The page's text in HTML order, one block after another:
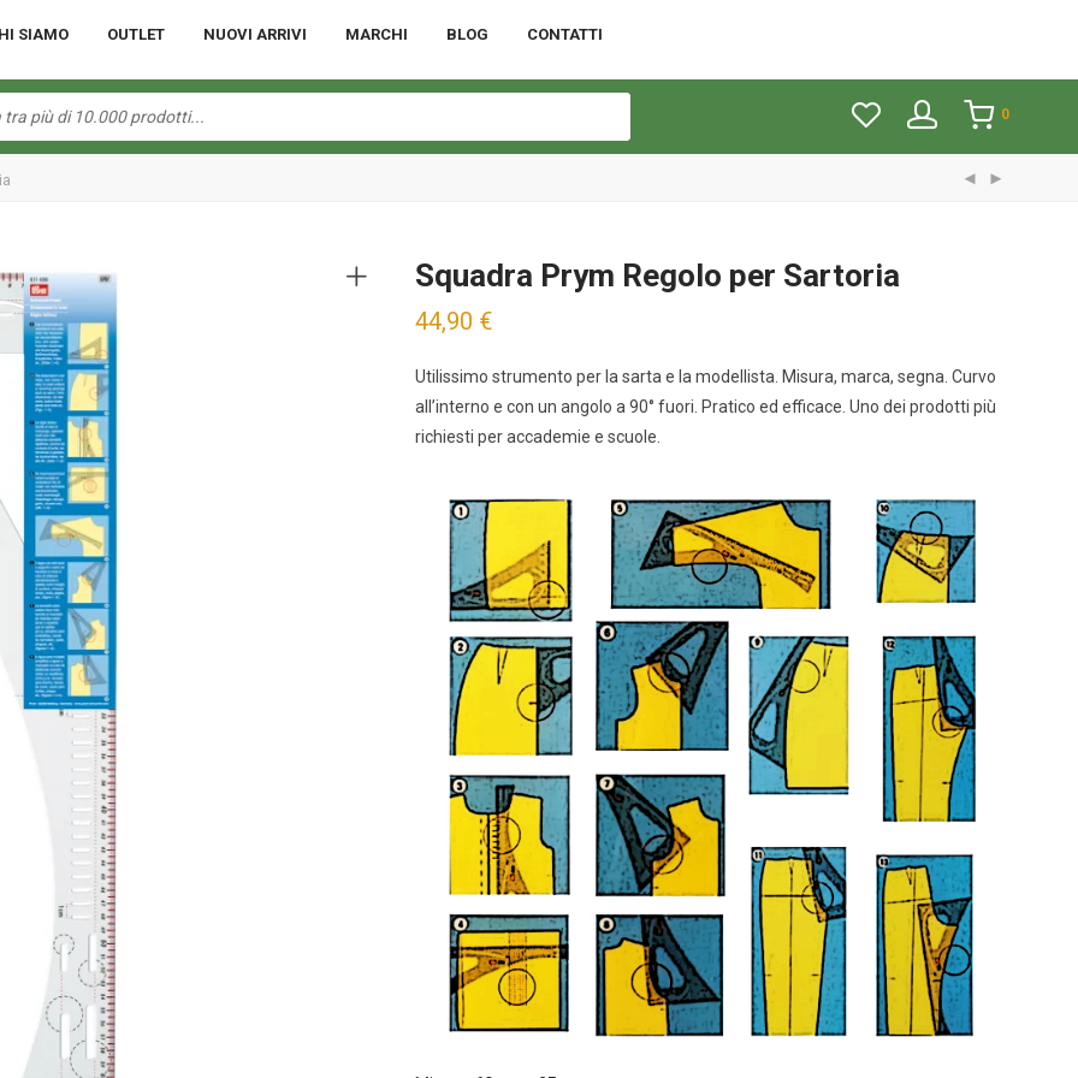
SIAMO OUTLET NUOVI ARRIVI MARCHI BLOG CONTATTI
0
Squadra Prym Regolo per Sartoria
44,90 €
Utilissimo strumento per la sarta e la modellista. Misura, marca, segna. Curvo
all’interno e con un angolo a 90° fuori. Pratico ed efficace. Uno dei prodotti più
richiesti per accademie e scuole.